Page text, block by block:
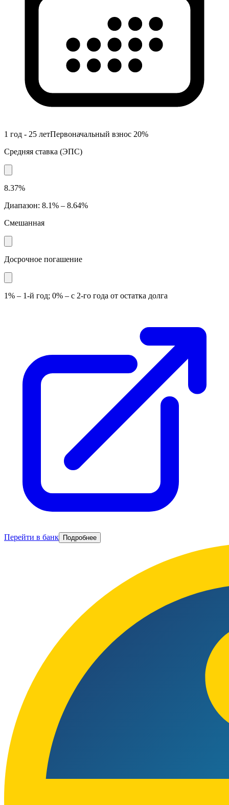
1 год - 25 летПервоначальный взнос 20%
Средняя ставка (ЭПС)
8.37%
Диапазон: 8.1% – 8.64%
Смешанная
Досрочное погашение
1% – 1-й год; 0% – с 2-го года от остатка долга
Перейти в банк Подробнее